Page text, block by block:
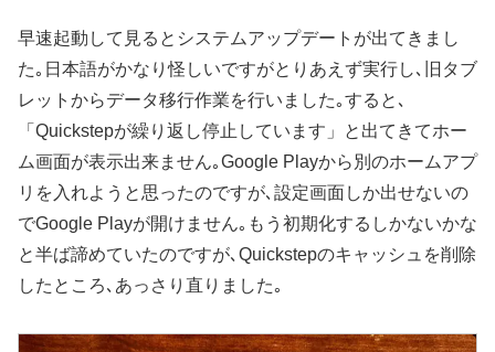
早速起動して見るとシステムアップデートが出てきまし
た｡日本語がかなり怪しいですがとりあえず実行し､旧タブ
レットからデータ移行作業を行いました｡すると､
「Quickstepが繰り返し停止しています」と出てきてホー
ム画面が表示出来ません｡Google Playから別のホームアプ
リを入れようと思ったのですが､設定画面しか出せないの
でGoogle Playが開けません｡もう初期化するしかないかな
と半ば諦めていたのですが､Quickstepのキャッシュを削除
したところ､あっさり直りました｡